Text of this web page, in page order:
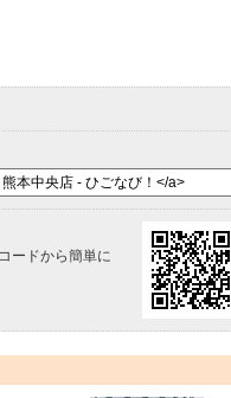
ードから簡単に